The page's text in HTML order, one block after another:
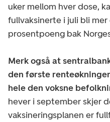
uker mellom hver dose,
fullvaksinerte i juli bli
prosentpoeng bak
Merk også at
den første
hele den voksne
hever i september skjer
vaksineringsplanen er